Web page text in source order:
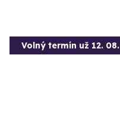
Volný termín už 12.